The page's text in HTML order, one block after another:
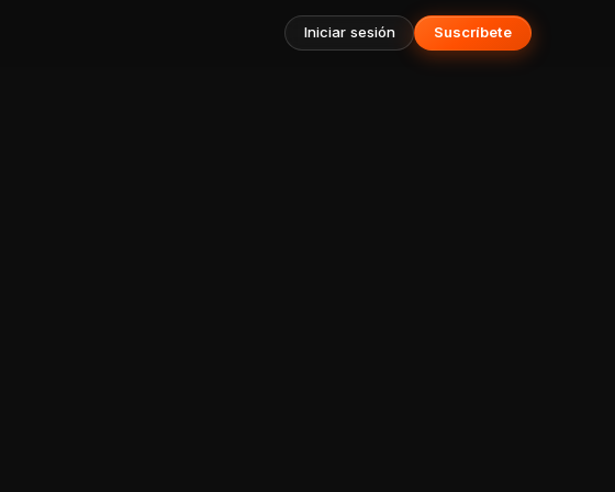
Iniciar sesión Suscríbete